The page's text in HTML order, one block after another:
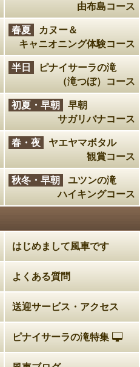
由布島コース
春夏
カヌー＆
キャニオニング体験コース
半日
ピナイサーラの滝
（滝つぼ）コース
初夏・早朝
早朝
サガリバナコース
春・夜
ヤエヤマボタル
観賞コース
秋冬・早朝
ユツンの滝
ハイキングコース
はじめまして風車です
よくある質問
送迎サービス・アクセス
ピナイサーラの滝特集